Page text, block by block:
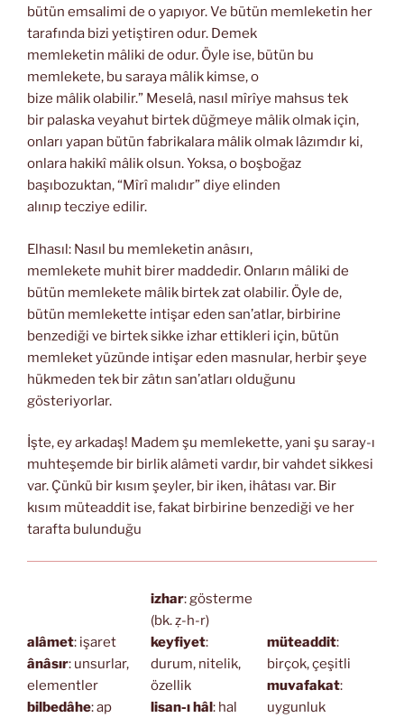
bütün emsalimi de o yapıyor. Ve bütün memleketin her
tarafında bizi yetiştiren odur. Demek
memleketin mâliki de odur. Öyle ise, bütün bu
memlekete, bu saraya mâlik kimse, o
bize mâlik olabilir.” Meselâ, nasıl mîrîye mahsus tek
bir palaska veyahut birtek düğmeye mâlik olmak için,
onları yapan bütün fabrikalara mâlik olmak lâzımdır ki,
onlara hakikî mâlik olsun. Yoksa, o boşboğaz
başıbozuktan, “Mîrî malıdır” diye elinden
alınıp tecziye edilir.
Elhasıl: Nasıl bu memleketin anâsırı,
memlekete muhit birer maddedir. Onların mâliki de
bütün memlekete mâlik birtek zat olabilir. Öyle de,
bütün memlekette intişar eden san’atlar, birbirine
benzediği ve birtek sikke izhar ettikleri için, bütün
memleket yüzünde intişar eden masnular, herbir şeye
hükmeden tek bir zâtın san’atları olduğunu
gösteriyorlar.
İşte, ey arkadaş! Madem şu memlekette, yani şu saray-ı
muhteşemde bir birlik alâmeti vardır, bir vahdet sikkesi
var. Çünkü bir kısım şeyler, bir iken, ihâtası var. Bir
kısım müteaddit ise, fakat birbirine benzediği ve her
tarafta bulunduğu
alâmet: işaret
ânâsır: unsurlar,
elementler
bilbedâhe: ap
izhar: gösterme
(bk. ẓ-h-r)
keyfiyet:
durum, nitelik,
özellik
lisan-ı hâl : hal
müteaddit:
birçok, çeşitli
muvafakat:
uygunluk